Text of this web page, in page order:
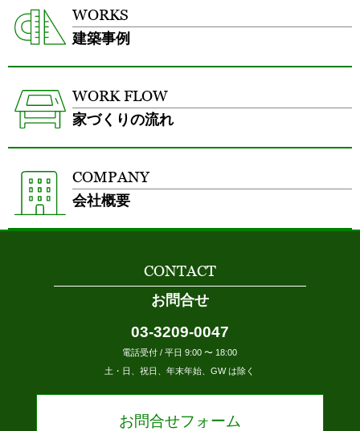
WORKS
建築事例
WORK FLOW
家づくりの流れ
COMPANY
会社概要
CONTACT
お問合せ
03-3209-0047
電話受付 / 平日 9:00 〜 18:00
土・日、祝日、年末年始、GW は除く
お問合せフォーム